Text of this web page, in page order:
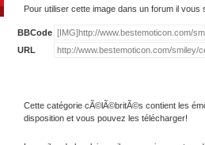
Pour utiliser cette image dans un forum il
BBCode
URL
Cette catégorie cÃ©lÃ©britÃ©s contient les
disposition et vous pouvez les télécharger!